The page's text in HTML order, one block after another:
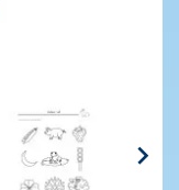
